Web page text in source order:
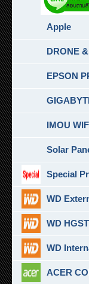
Apple
DRONE &
EPSON
IMOU
Solar
Special
WD
WD
WD
ACER